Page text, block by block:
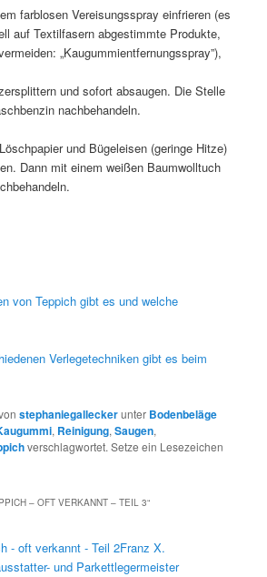
farblosen Vereisungsspray einfrieren (es
auf Textilfasern abgestimmte Produkte,
„Kaugummientfernungsspray”),
und sofort absaugen. Die Stelle
nachbehandeln.
und Bügeleisen (geringe Hitze)
Dann mit einem weißen Baumwolltuch
von Teppich gibt es und welche
Verlegetechniken gibt es beim
stephaniegalleckerunter Bodenbeläge
, Reinigung,Saugen,
verschlagwortet. Setze ein Lesezeichen
– OFT VERKANNT – TEIL 3“
- oft verkannt - Teil 2Franz X.
und Parkettlegermeister